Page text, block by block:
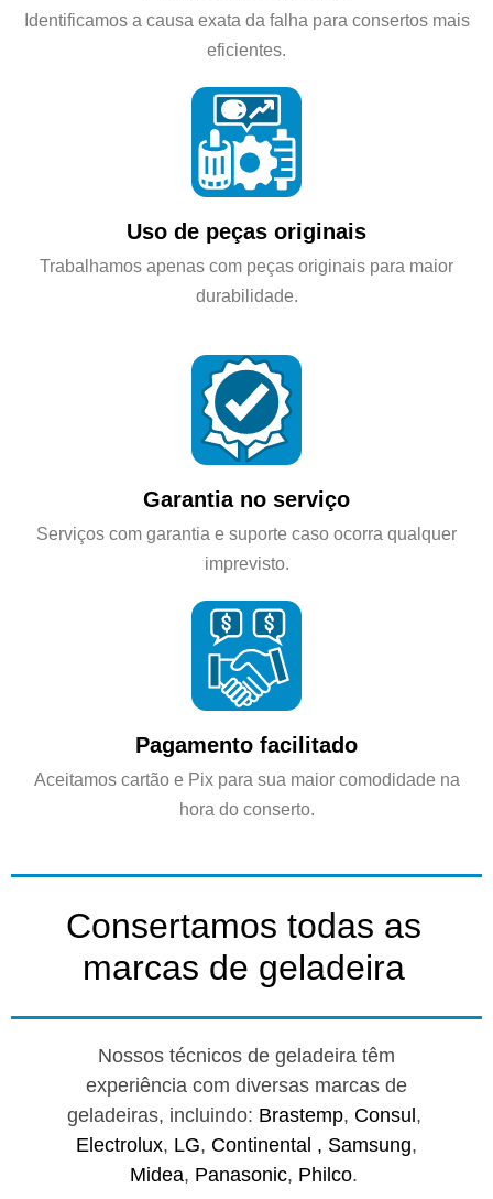
Identificamos a causa exata da falha para consertos mais
eficientes.
Uso de peças originais
Trabalhamos apenas com peças originais para maior
durabilidade.
Garantia no serviço
Serviços com garantia e suporte caso ocorra qualquer
imprevisto.
Pagamento facilitado
Aceitamos cartão e Pix para sua maior comodidade na
hora do conserto.
Consertamos todas as
marcas de geladeira
Nossos técnicos de geladeira têm
experiência com diversas marcas de
geladeiras, incluindo: Brastemp, Consul ,
Electrolux, LG, Continental , Samsung,
Midea, Panasonic, Philco.